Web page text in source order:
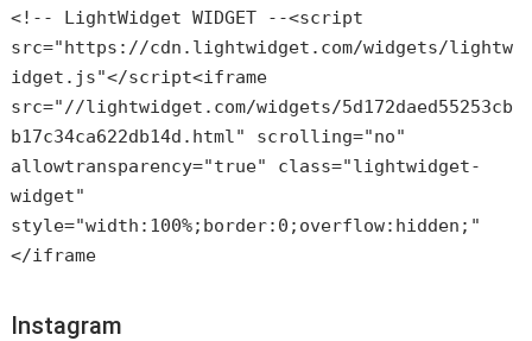
<!-- LightWidget WIDGET --<script
src="https://cdn.lightwidget.com/widgets/lightw
idget.js"</script<iframe
src="//lightwidget.com/widgets/5d172daed55253cb
b17c34ca622db14d.html" scrolling="no"
allowtransparency="true" class="lightwidget-
widget"
style="width:100%;border:0;overflow:hidden;"
</iframe
Instagram